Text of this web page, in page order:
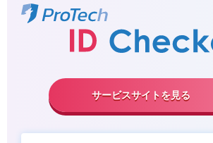
サービスサイトを見る